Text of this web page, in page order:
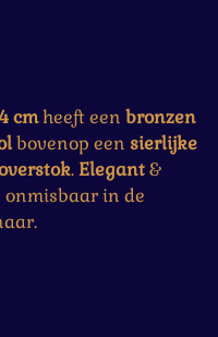
cmheeft een bronzen
bovenop een sierlijke
.Elegant&
onmisbaar in de